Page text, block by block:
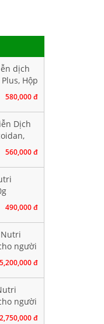
dịch
Hộp
580,000 đ
Dịch
560,000 đ
490,000 đ
Nutri
người
500g
5,200,000 đ
người
500g
2,750,000 đ